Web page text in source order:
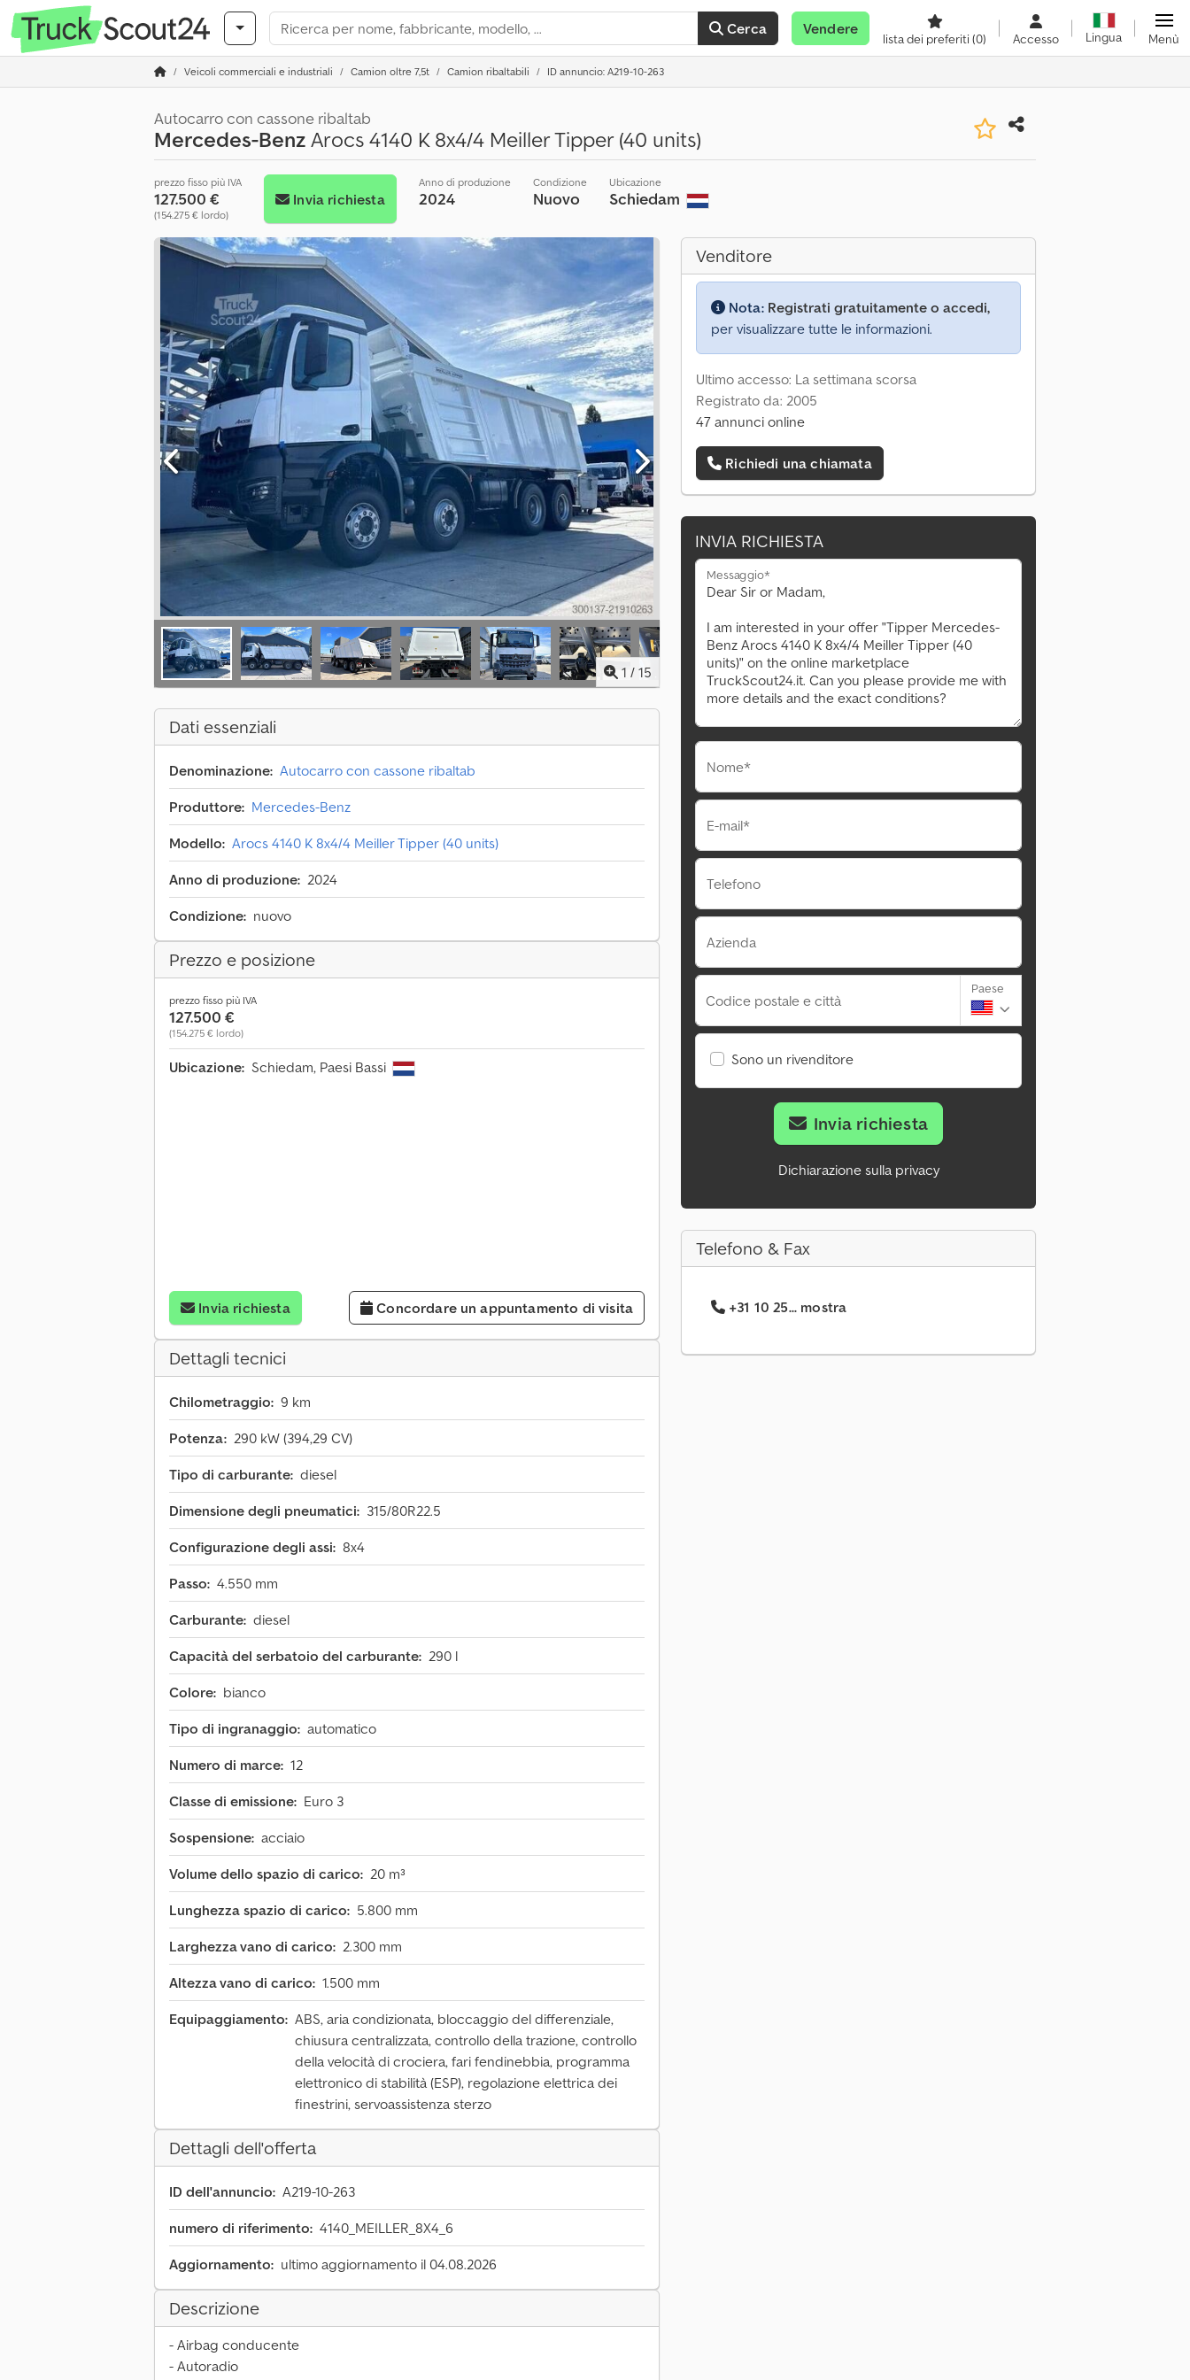
Cerca Vendere
lista dei preferiti (0) Accesso Lingua Menù
Veicoli commerciali e industriali Camion oltre 7,5t Camion ribaltabili ID annuncio: A219-10-263
Autocarro con cassone ribaltab
Mercedes-BenzArocs 4140 K 8x4/4 Meiller Tipper (40 units)
prezzo fisso più IVA
127.500 €
(154.275 € lordo)
Invia richiesta
Anno di produzione
2024
Condizione
Nuovo
Ubicazione
Schiedam
1 / 15
Dati essenziali
Denominazione: Autocarro con cassone ribaltab
Produttore: Mercedes-Benz
Modello: Arocs 4140 K 8x4/4 Meiller Tipper (40 units)
Anno di produzione: 2024
Condizione: nuovo
Prezzo e posizione
prezzo fisso più IVA
127.500 €
(154.275 € lordo)
Ubicazione: Schiedam, Paesi Bassi
Invia richiesta Concordare un appuntamento di visita
Dettagli tecnici
Chilometraggio: 9 km
Potenza: 290 kW (394,29 CV)
Tipo di carburante: diesel
Dimensione degli pneumatici: 315/80R22.5
Configurazione degli assi: 8x4
Passo: 4.550 mm
Carburante: diesel
Capacità del serbatoio del carburante: 290 l
Colore: bianco
Tipo di ingranaggio: automatico
Numero di marce: 12
Classe di emissione: Euro 3
Sospensione: acciaio
Volume dello spazio di carico: 20 m³
Lunghezza spazio di carico: 5.800 mm
Larghezza vano di carico: 2.300 mm
Altezza vano di carico: 1.500 mm
Equipaggiamento: ABS, aria condizionata, bloccaggio del differenziale,
chiusura centralizzata, controllo della trazione, controllo
della velocità di crociera, fari fendinebbia, programma
elettronico di stabilità (ESP), regolazione elettrica dei
finestrini, servoassistenza sterzo
Dettagli dell'offerta
ID dell'annuncio: A219-10-263
numero di riferimento: 4140_MEILLER_8X4_6
Aggiornamento: ultimo aggiornamento il 04.08.2026
Descrizione
- Airbag conducente
- Autoradio
Venditore
Nota: Registrati gratuitamente o accedi,
per visualizzare tutte le informazioni.
Ultimo accesso: La settimana scorsa
Registrato da: 2005
47 annunci online
Richiedi una chiamata
INVIA RICHIESTA
Messaggio*
Nome*
E-mail*
Telefono
Azienda
Codice postale e città
Paese
Sono un rivenditore
Invia richiesta
Dichiarazione sulla privacy
Telefono & Fax
+31 10 25... mostra